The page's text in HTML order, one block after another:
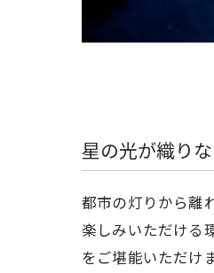
星の光が織り
都市の灯りから離
楽しみいただける
をご堪能いただけ